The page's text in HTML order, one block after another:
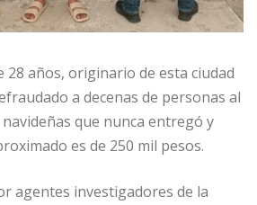
28 años, originario de esta ciudad
a decenas de personas al
que nunca entregó y
es de 250 mil pesos.
agentes investigadores de la